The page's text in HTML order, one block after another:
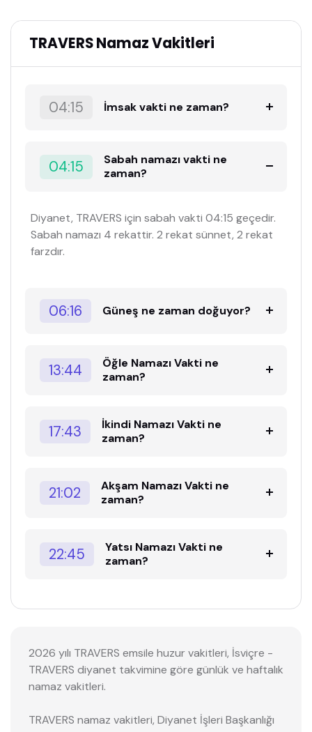
TRAVERS Namaz Vakitleri
04:15 İmsak vakti ne zaman?
04:15
Sabah namazı vakti ne
zaman?
Diyanet, TRAVERS için sabah vakti 04:15 geçedir.
Sabah namazı 4 rekattir. 2 rekat sünnet, 2 rekat
farzdır.
06:16 Güneş ne zaman doğuyor?
13:44
Öğle Namazı Vakti ne
zaman?
17:43
İkindi Namazı Vakti ne
zaman?
21:02
Akşam Namazı Vakti ne
zaman?
22:45
Yatsı Namazı Vakti ne
zaman?
2026 yılı TRAVERS emsile huzur vakitleri, İsviçre -
TRAVERS diyanet takvimine göre günlük ve haftalık
namaz vakitleri.
TRAVERS namaz vakitleri, Diyanet İşleri Başkanlığı